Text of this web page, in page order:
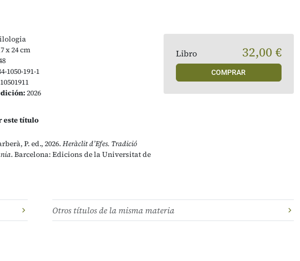
x 24 cm
1050-191-1
2026
este título
P. ed., 2026.Heràclit d’Efes. Tradició
. Barcelona: Edicions de la Universitat de
Libro 32,00 €
COMPRAR
Otros títulos de la misma materia